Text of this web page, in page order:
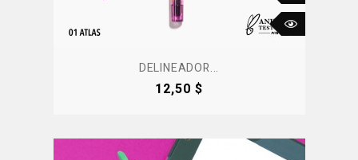
DELINEADOR...
Precio
12,50 $